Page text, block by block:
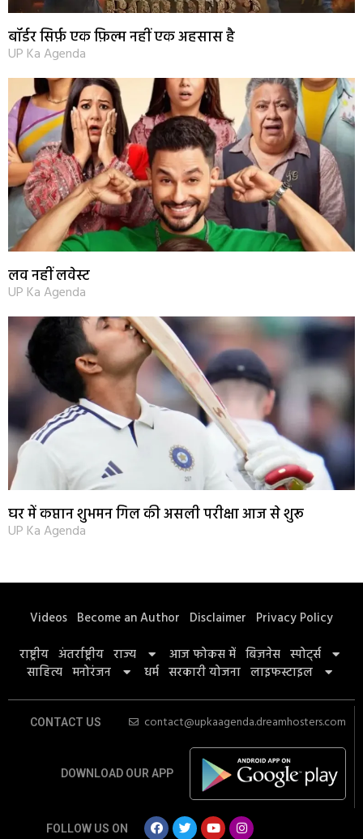
बॉर्डर सिर्फ़ एक फ़िल्म नहीं एक अहसास है
UP Ka Agenda
लव नहीं लवेस्ट
UP Ka Agenda
घर में कप्तान शुभमन गिल की असली परीक्षा आज से शुरू
UP Ka Agenda
Videos Become an Author Disclaimer Privacy Policy
राष्ट्रीय अंतर्राष्ट्रीय राज्य आज फोकस में बिज़नेस स्पोर्ट्स
साहित्य मनोरंजन धर्म सरकारी योजना लाइफस्टाइल
CONTACT US contact@upkaagenda.dreamhosters.com
DOWNLOAD OUR APP
FOLLOW US ON